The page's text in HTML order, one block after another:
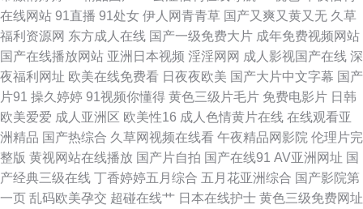
花 极品国产TS资源 玖玖第一页 欧美国产中文高清 91电影免费看 五月丁香
成人网 国产精品是53区在 人妖成人网 操逼片韩国 日本三级网站 狠狠鲁
2026 美女爱爱东莞 91超碰网址 91综合网在线视频 大香蕉福利网 海角熟女
久久青青草原精品国产 欧美成人网站 青娱乐青青91 少妇后入中出 香蕉污视
频在线观看 自拍69 91夜色国产www 超碰天天插 国产精品偷综合 九一导航
在线网站 91直播 91处女 伊人网青青草 国产又爽又黄又无 久草
福利资源网 东方成人在线 国产一级免费大片 成年免费视频网站
国产在线播放网站 亚洲日本视频 淫淫网网 成人影视国产在线 深
夜福利网址 欧美在线免费看 日夜夜欧美 国产大片中文字幕 国产
片91 操久婷婷 91视频你懂得 黄色三级片毛片 免费电影片 日韩
欧美爱爱 成人亚洲区 欧美性16 成人色情黄片在线 在线观看亚
洲精品 国产热综合 久草网视频在线看 午夜精品网影院 伦理片完
整版 黄视网站在线播放 国产片自拍 国产在线91 AV亚洲网址 国
产经典三级在线 丁香婷婷五月综合 五月花亚洲综合 国产影院第
一页 乱码欧美孕交 超碰在线艹 日本在线护士 黄色三级免费网址